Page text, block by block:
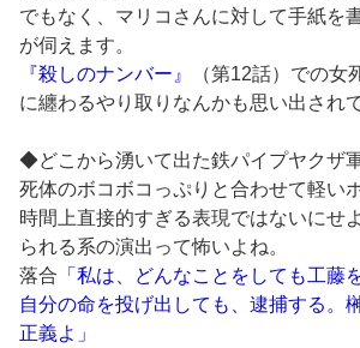
でもなく、マリコさんに対して手紙を
が伺えます。
『殺しのナンバー』
（第12話）での女
に纏わるやり取りなんかも思い出され
◆どこから湧いて出た鉄パイプヤクザ
死体のボコボコっぷりと合わせて軽い
時間上直接的すぎる表現ではないにせ
られる系の演出って怖いよね。
落合 「私は、どんなことをしても工藤
自分の命を投げ出しても、逮捕する。
正義よ」